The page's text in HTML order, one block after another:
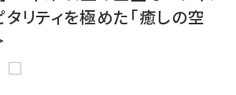
リティを極めた「癒しの空